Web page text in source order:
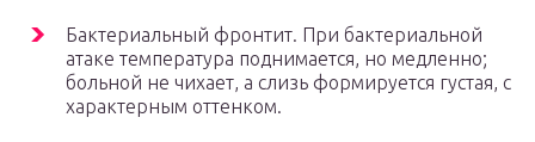
Бактериальный фронтит. При бактериальной
атаке температура поднимается, но медленно;
больной не чихает, а слизь формируется густая, с
характерным оттенком.